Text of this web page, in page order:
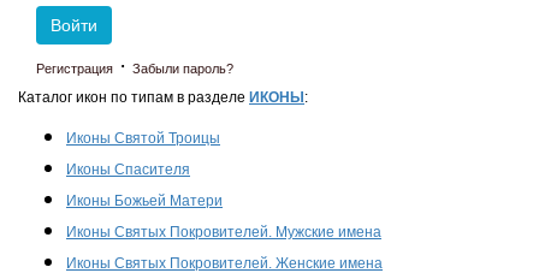
Войти
Регистрация · Забыли пароль?
Каталог икон по типам в разделе ИКОНЫ :
Иконы Святой Троицы
Иконы Спасителя
Иконы Божьей Матери
Иконы Святых Покровителей. Мужские имена
Иконы Святых Покровителей. Женские имена